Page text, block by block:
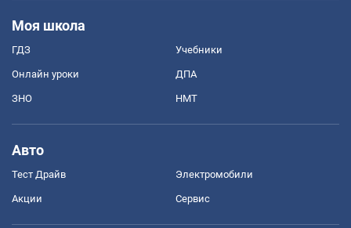
Моя школа
ГДЗ Учебники
Онлайн уроки ДПА
ЗНО НМТ
Авто
Тест Драйв Электромобили
Акции Сервис